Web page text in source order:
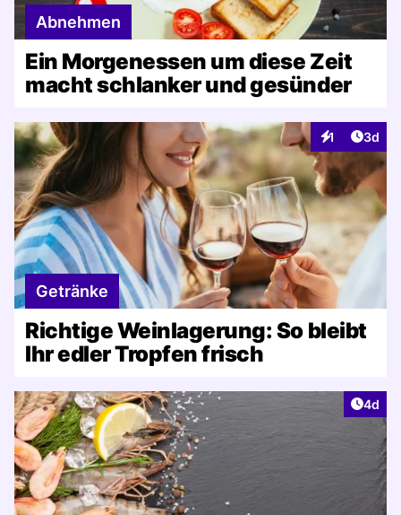
Abnehmen
Ein Morgenessen um diese Zeit
macht schlanker und gesünder
1
Interaktionen
3d
Getränke
Richtige Weinlagerung: So bleibt
Ihr edler Tropfen frisch
4d